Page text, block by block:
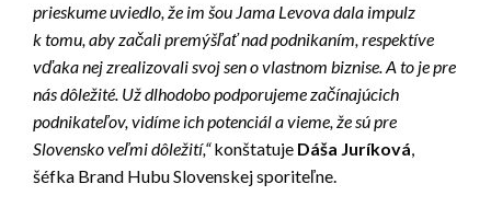
prieskume uviedlo, že im šou Jama Levova dala impulz
k tomu, aby začali premýšľať nad podnikaním, respektíve
vďaka nej zrealizovali svoj sen o vlastnom biznise. A to je pre
nás dôležité. Už dlhodobo podporujeme začínajúcich
podnikateľov, vidíme ich potenciál a vieme, že sú pre
Slovensko veľmi dôležití,“konštatuje Dáša Juríková,
šéfka Brand Hubu Slovenskej sporiteľne.